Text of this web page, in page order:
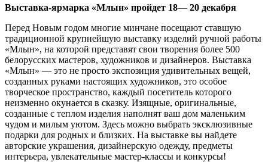
Выставка-ярмарка «Млын» пройдет 18— 20 декабря
Перед Новым годом многие минчане посещают ставшую
традиционной крупнейшую выставку изделий ручной работы
«Млын», на которой представят свои творения более 500
белорусских мастеров, художников и дизайнеров. Выставка
«Млын» — это не просто экспозиция удивительных вещей,
созданных руками настоящих художников, это особое
творческое пространство, каждый посетитель которого
неизменно окунается в сказку. Изящные, оригинальные,
созданные с теплом изделия наполнят ваш дом маленьким
чудом и милым уютом. Здесь можно выбрать эксклюзивные
подарки для родных и близких. На выставке вы найдете
авторские украшения, дизайнерскую одежду, предметы
интерьера, увлекательные мастер-классы и конкурсы!